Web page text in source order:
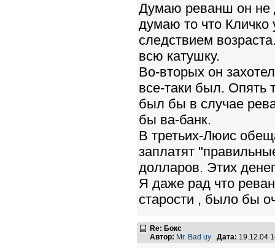
Думаю реванш он не
думаю то что Кличко
следствием
всю катушку.
Во-вторых он
все-таки был. Опять
был бы в случае
бы ва-банк.
В третьих-Люис
заплатят
долларов. Этих
Я даже рад что
старости , было бы
Re: Бокс
Автор: Mr. Bad uy Дата: 19.12.04